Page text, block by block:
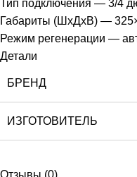
Тип подключения — 3/4
Габариты (ШхДхВ) —
Режим регенерации —
Детали
БРЕНД
ИЗГОТОВИТЕЛЬ
Отзывы (0)